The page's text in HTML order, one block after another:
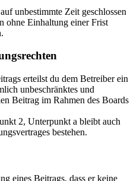
unbestimmte Zeit geschlossen
ohne Einhaltung einer Frist
erteilst du dem Betreiber ein
unbeschränktes und
Beitrag im Rahmen des Boards
2, Unterpunkt a bleibt auch
bestehen.
eines Beitrags, dass er keine